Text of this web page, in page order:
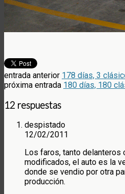
entrada anterior 178 días, 3
próxima entrada 180 días, 180
12 respuestas
despistado
12/02/2011
Los faros, tanto delanteros
modificados, el auto es la
donde se vendio por otra
producción.